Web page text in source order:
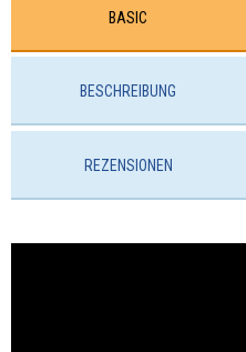
BASIC
BESCHREIBUNG
REZENSIONEN